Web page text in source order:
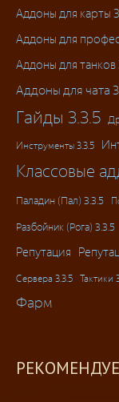
Аддоны для карты
Аддоны для
Аддоны для танков
Аддоны для чата
Гайды 3.3.5
Инструменты 3.3.5
Классовые
Паладин (Пал) 3.3.5
Разбойник (Рога) 3.3.5
Репутация
Сервера 3.3.5 Тактики
Фарм